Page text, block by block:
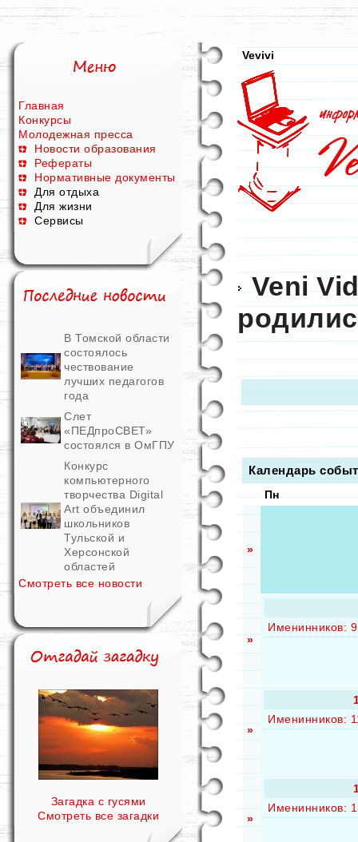
Главная
Конкурсы
Молодежная пресса
Новости образования
Рефераты
Нормативные документы
Для отдыха
Для жизни
Сервисы
В Томской области
состоялось
чествование
лучших педагогов
года
Слет
«ПЕДпроСВЕТ»
состоялся в ОмГПУ
Конкурс
компьютерного
творчества Digital
Art объединил
школьников
Тульской и
Херсонской
областей
Смотреть все новости
Загадка с гусями
Смотреть все загадки
Vevivi
Veni
Календарь
Пн
»
»
Именинников: 9
»
Именинников:
»
Именинников: